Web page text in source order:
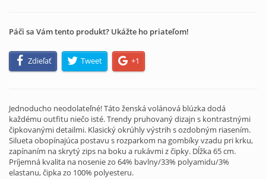
Páči sa Vám tento produkt? Ukážte ho priateľom!
Zdieľať Tweet +1
Jednoducho neodolateľné! Táto ženská volánová blúzka dodá
každému outfitu niečo isté. Trendy pruhovaný dizajn s kontrastnými
čipkovanými detailmi. Klasický okrúhly výstrih s ozdobným riasením.
Silueta obopínajúca postavu s rozparkom na gombíky vzadu pri krku,
zapínaním na skrytý zips na boku a rukávmi z čipky. Dĺžka 65 cm.
Príjemná kvalita na nosenie zo 64% bavlny/33% polyamidu/3%
elastanu, čipka zo 100% polyesteru.